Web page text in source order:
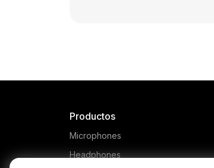
Productos
Microphones
Headphones